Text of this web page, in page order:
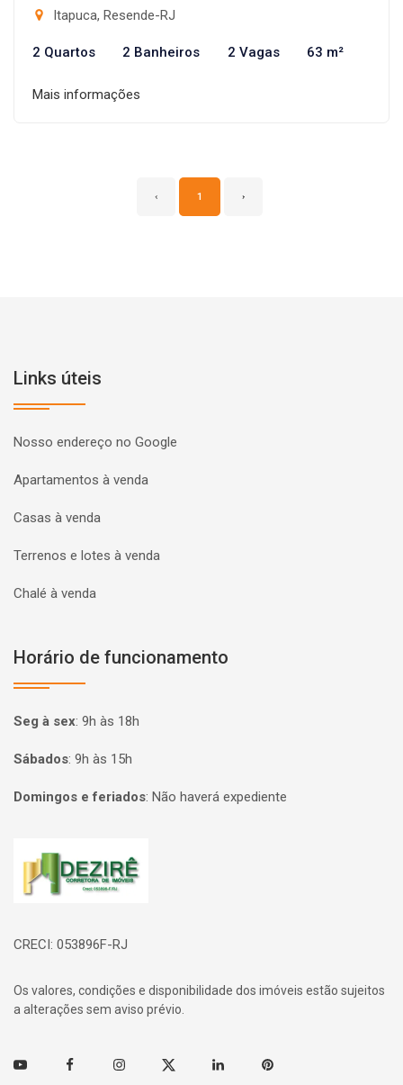
Itapuca, Resende-RJ
2 Quartos 2 Banheiros 2 Vagas 63 m²
Mais informações
‹ 1 ›
Links úteis
Nosso endereço no Google
Apartamentos à venda
Casas à venda
Terrenos e lotes à venda
Chalé à venda
Horário de funcionamento
Seg à sex: 9h às 18h
Sábados: 9h às 15h
Domingos e feriados: Não haverá expediente
Página inicial
CRECI: 053896F-RJ
Os valores, condições e disponibilidade dos imóveis estão sujeitos
a alterações sem aviso prévio.
Youtube FacebookInstagramTwitter Linkedin Pinterest